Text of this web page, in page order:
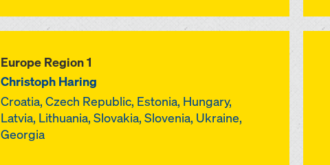
Europe Region 1
Christoph Haring
Croatia, Czech Republic, Estonia, Hungary,
Latvia, Lithuania, Slovakia, Slovenia, Ukraine,
Georgia